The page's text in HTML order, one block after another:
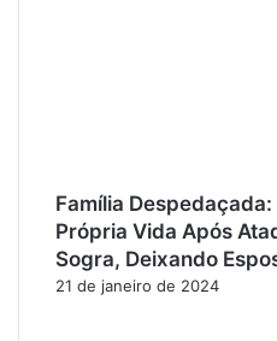
Família
Própria Vida Após
Sogra, Deixando
21 de janeiro de 2024